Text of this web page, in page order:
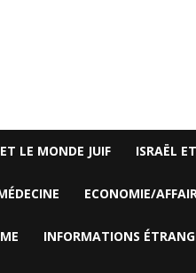
LE MONDE JUIF ISRAËL
ECONOMIE/
INFORMATIONS